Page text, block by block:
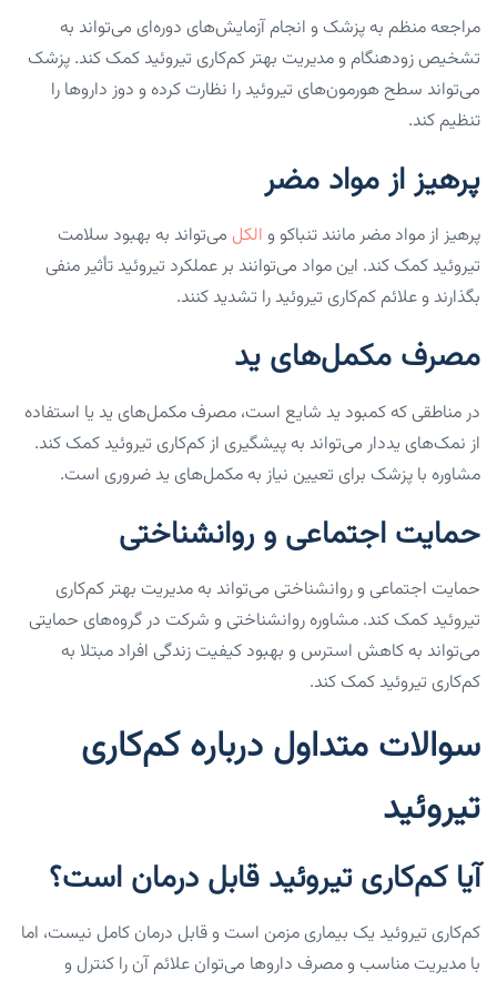
مراجعه منظم به پزشک و انجام آزمایش‌های دوره‌ای می‌تواند به
تشخیص زودهنگام و مدیریت بهتر کم‌کاری تیروئید کمک کند. پزشک
می‌تواند سطح هورمون‌های تیروئید را نظارت کرده و دوز داروها را
تنظیم کند.
پرهیز از مواد مضر
پرهیز از مواد مضر مانند تنباکو و الکل می‌تواند به بهبود سلامت
تیروئید کمک کند. این مواد می‌توانند بر عملکرد تیروئید تأثیر منفی
بگذارند و علائم کم‌کاری تیروئید را تشدید کنند.
مصرف مکمل‌های ید
در مناطقی که کمبود ید شایع است، مصرف مکمل‌های ید یا استفاده
از نمک‌های یددار می‌تواند به پیشگیری از کم‌کاری تیروئید کمک کند.
مشاوره با پزشک برای تعیین نیاز به مکمل‌های ید ضروری است.
حمایت اجتماعی و روانشناختی
حمایت اجتماعی و روانشناختی می‌تواند به مدیریت بهتر کم‌کاری
تیروئید کمک کند. مشاوره روانشناختی و شرکت در گروه‌های حمایتی
می‌تواند به کاهش استرس و بهبود کیفیت زندگی افراد مبتلا به
کم‌کاری تیروئید کمک کند.
سوالات متداول درباره کم‌کاری
تیروئید
آیا کم‌کاری تیروئید قابل درمان است؟
کم‌کاری تیروئید یک بیماری مزمن است و قابل درمان کامل نیست، اما
با مدیریت مناسب و مصرف داروها می‌توان علائم آن را کنترل و